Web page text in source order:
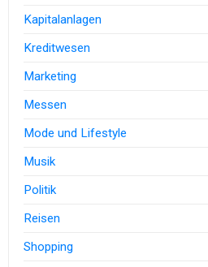
Kapitalanlagen
Kreditwesen
Marketing
Messen
Mode und Lifestyle
Musik
Politik
Reisen
Shopping